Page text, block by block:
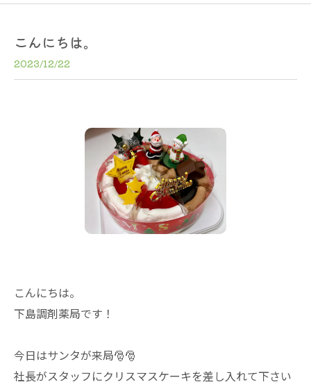
こんにちは。
2023/12/22
こんにちは。
下島調剤薬局です！
今日はサンタが来局🎅🎅
社長がスタッフにクリスマスケーキを差し入れて下さい